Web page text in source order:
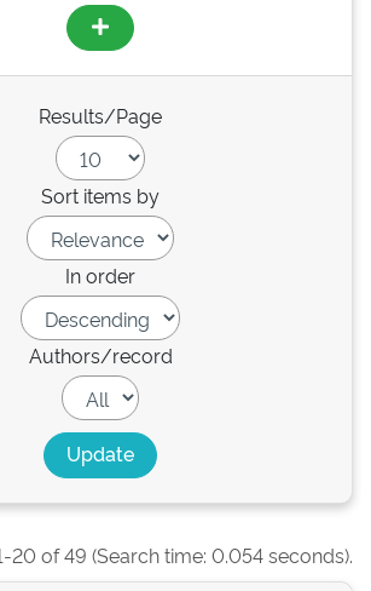
Results/Page
Sort items by
In order
Authors/record
20 of 49 (Search time: 0.054 seconds).